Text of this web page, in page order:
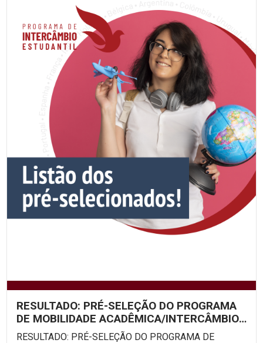
RESULTADO: PRÉ-SELEÇÃO DO PROGRAMA
DE MOBILIDADE ACADÊMICA/INTERCÂMBIO
ESTUDANTIL UNICAP – EDITAL...
RESULTADO: PRÉ-SELEÇÃO DO PROGRAMA DE